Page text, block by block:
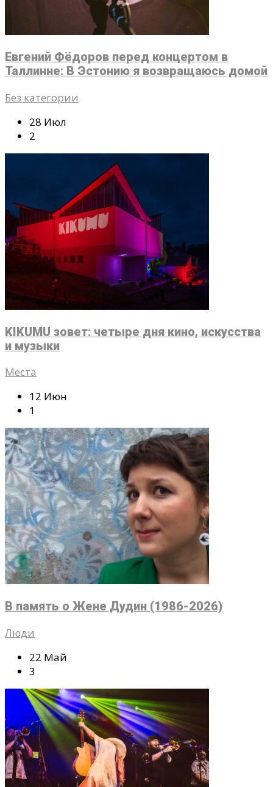
Евгений Фёдоров перед концертом в
Таллинне: В Эстонию я возвращаюсь домой
Без категории
28 Июл
2
KIKUMU зовет: четыре дня кино, искусства
и музыки
Места
12 Июн
1
В память о Жене Дудин (1986-2026)
Люди
22 Май
3